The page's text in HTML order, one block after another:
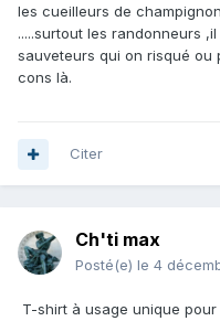
les cueilleurs de
.....surtout les randonneurs
sauveteurs qui on risqué
cons là.
Citer
Ch'ti max
Posté(e) le 4
T-shirt à usage unique